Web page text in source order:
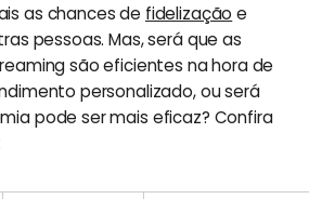
as chances de fidelização e
pessoas. Mas, será que as
são eficientes na hora de
personalizado, ou será
pode ser mais eficaz? Confira